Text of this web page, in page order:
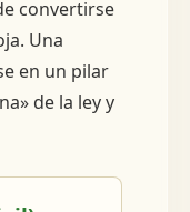
convertirse
Una
en un pilar
de la ley y